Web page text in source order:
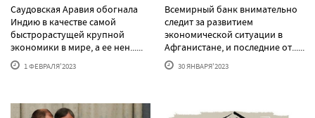
Саудовская Аравия обогнала
Индию в качестве самой
быстрорастущей крупной
экономики в мире, а ее нен......
1 ФЕВРАЛЯ'2023
Всемирный банк внимательно
следит за развитием
экономической ситуации в
Афганистане, и последние от......
30 ЯНВАРЯ'2023